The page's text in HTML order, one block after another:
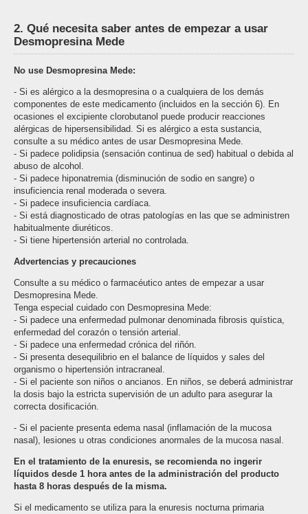
2. Qué necesita saber antes de empezar a usar
Desmopresina Mede
No use Desmopresina Mede:
- Si es alérgico a la desmopresina o a cualquiera de los demás
componentes de este medicamento (incluidos en la sección 6). En
ocasiones el excipiente clorobutanol puede producir reacciones
alérgicas de hipersensibilidad. Si es alérgico a esta sustancia,
consulte a su médico antes de usar Desmopresina Mede.
- Si padece polidipsia (sensación continua de sed) habitual o debida al
abuso de alcohol.
- Si padece hiponatremia (disminución de sodio en sangre) o
insuficiencia renal moderada o severa.
- Si padece insuficiencia cardíaca.
- Si está diagnosticado de otras patologías en las que se administren
habitualmente diuréticos.
- Si tiene hipertensión arterial no controlada.
Advertencias y precauciones
Consulte a su médico o farmacéutico antes de empezar a usar
Desmopresina Mede.
Tenga especial cuidado con Desmopresina Mede:
- Si padece una enfermedad pulmonar denominada fibrosis quística,
enfermedad del corazón o tensión arterial.
- Si padece una enfermedad crónica del riñón.
- Si presenta desequilibrio en el balance de líquidos y sales del
organismo o hipertensión intracraneal.
- Si el paciente son niños o ancianos. En niños, se deberá administrar
la dosis bajo la estricta supervisión de un adulto para asegurar la
correcta dosificación.
- Si el paciente presenta edema nasal (inflamación de la mucosa
nasal), lesiones u otras condiciones anormales de la mucosa nasal.
En el tratamiento de la enuresis, se recomienda no ingerir
líquidos desde 1 hora antes de la administración del producto
hasta 8 horas después de la misma.
Si el medicamento se utiliza para la enuresis nocturna primaria